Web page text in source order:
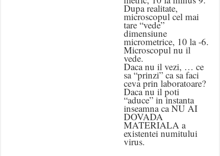
Dupa realitate,
microscopul cel mai
tare “vede”
dimensiune
micrometrice, 10 la -6.
Microscopul nu il
vede.
Daca nu il vezi, … ce
sa “prinzi” ca sa faci
ceva prin laboratoare?
Daca nu il poti
“aduce” in instanta
inseamna ca NU AI
DOVADA
MATERIALA a
existentei numitului
virus.